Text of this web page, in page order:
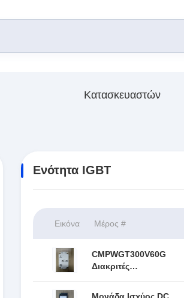
Κατασκευαστών
Ενότητα IGBT
Εικόνα Μέρος #
CMPWGT300V60G
Διακριτές